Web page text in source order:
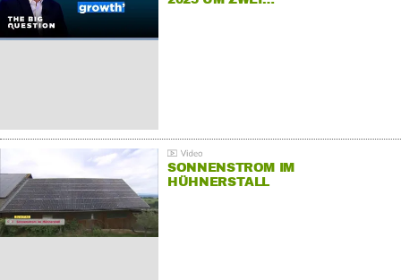
SONNENSTROM IM
HÜHNERSTALL